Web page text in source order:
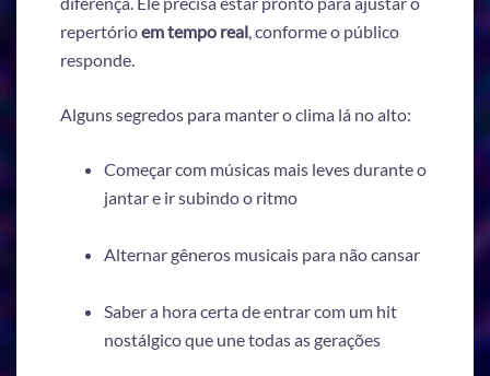
repertórioem tempo real , conforme o público
responde.
Alguns segredos para manter o clima lá no alto:
Começar com músicas mais leves durante o
jantar e ir subindo o ritmo
Alternar gêneros musicais para não cansar
Saber a hora certa de entrar com um hit
nostálgico que une todas as gerações